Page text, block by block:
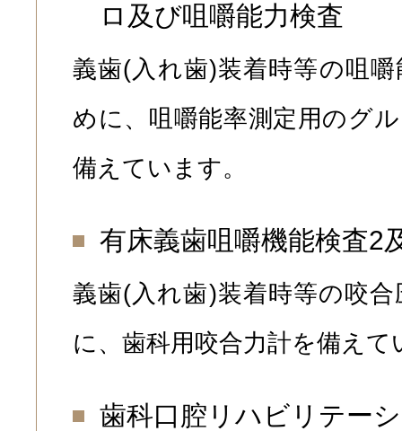
ロ及び咀嚼能力検査
義歯(入れ歯)装着時等の咀
めに、咀嚼能率測定用のグ
備えています。
有床義歯咀嚼機能検査2
義歯(入れ歯)装着時等の咬
に、歯科用咬合力計を備えて
歯科口腔リハビリテー